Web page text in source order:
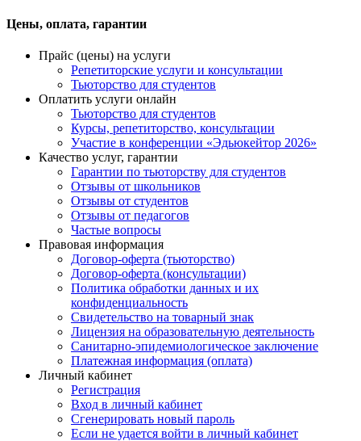
Цены, оплата, гарантии
Прайс (цены) на услуги
Репетиторские услуги и консультации
Тьюторство для студентов
Оплатить услуги онлайн
Тьюторство для студентов
Курсы, репетиторство, консультации
Участие в конференции «Эдьюкейтор 2026»
Качество услуг, гарантии
Гарантии по тьюторству для студентов
Отзывы от школьников
Отзывы от студентов
Отзывы от педагогов
Частые вопросы
Правовая информация
Договор-оферта (тьюторство)
Договор-оферта (консультации)
Политика обработки данных и их
конфиденциальность
Свидетельство на товарный знак
Лицензия на образовательную деятельность
Санитарно-эпидемиологическое заключение
Платежная информация (оплата)
Личный кабинет
Регистрация
Вход в личный кабинет
Сгенерировать новый пароль
Если не удается войти в личный кабинет